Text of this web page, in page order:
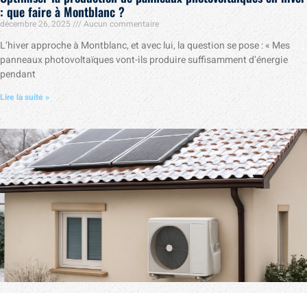
: que faire à Montblanc ?
décembre 26, 2025 Aucun commentaire
L’hiver approche à Montblanc, et avec lui, la question se pose : « Mes
panneaux photovoltaïques vont-ils produire suffisamment d’énergie
pendant
Lire la suite »